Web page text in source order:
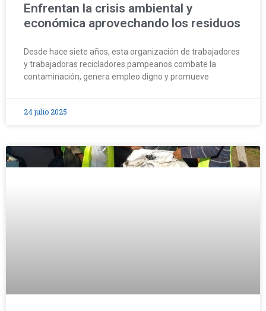
Enfrentan la crisis ambiental y
económica aprovechando los residuos
Desde hace siete años, esta organización de trabajadores
y trabajadoras recicladores pampeanos combate la
contaminación, genera empleo digno y promueve
24 julio 2025